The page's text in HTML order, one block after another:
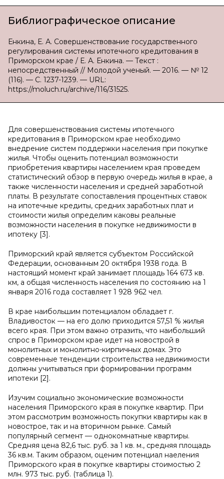
Библиографическое описание
Енкина, Е. А. Совершенствование государственного
регулирования системы ипотечного кредитования в
Приморском крае / Е. А. Енкина. — Текст :
непосредственный // Молодой ученый. — 2016. — № 12
(116). — С. 1237-1239. — URL:
https://moluch.ru/archive/116/31525.
Для совершенствования системы ипотечного
кредитования в Приморском крае необходимо
внедрение систем поддержки населения при покупке
жилья. Чтобы оценить потенциал возможности
приобретения квартиры населением края проведем
статистический обзор в первую очередь жилья в крае, а
также численности населения и средней заработной
платы. В результате сопоставления процентных ставок
на ипотечные кредиты, средних заработных плат и
стоимости жилья определим каковы реальные
возможности населения в покупке недвижимости в
ипотеку [3].
Приморский край является субъектом Российской
Федерации, основанным 20 октября 1938 года. В
настоящий момент край занимает площадь 164 673 кв.
км, а общая численность населения по состоянию на 1
января 2016 года составляет 1 928 962 чел.
В крае наибольшим потенциалом обладает г.
Владивосток — на его долю приходится 57,51 % жилья
всего края. При этом важно отразить, что наибольший
спрос в Приморском крае идет на новострой в
монолитных и монолитно-кирпичных домах. Это
современные тенденции строительства недвижимости
должны учитываться при формировании программ
ипотеки [2].
Изучим социально экономические возможности
населения Приморского края в покупке квартир. При
этом рассмотрим возможность покупки квартиры как в
новострое, так и на вторичном рынке. Самый
популярный сегмент — однокомнатные квартиры.
Средняя цена 82,6 тыс. руб. за 1 кв. м., средняя площадь
36 кв.м. Таким образом, оценим потенциал наеления
Приморского края в покупке квартиры стоимостью 2
млн. 973 тыс. руб. (таблица 1).